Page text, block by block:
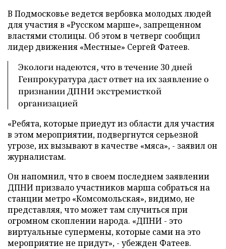
В Подмосковье ведется вербовка молодых людей
для участия в «Русском марше», запрещенном
властями столицы. Об этом в четверг сообщил
лидер движения «Местные» Сергей Фатеев.
Экологи надеются, что в течение 30 дней
Генпрокуратура даст ответ на их заявление о
признании ДПНИ экстремисткой
организацией
«Ребята, которые приедут из области для участия
в этом мероприятии, подвергнутся серьезной
угрозе, их вызывают в качестве «мяса», - заявил он
журналистам.
Он напомнил, что в своем последнем заявлении
ДПНИ призвало участников марша собраться на
станции метро «Комсомольская», видимо, не
представляя, что может там случиться при
огромном скоплении народа. «ДПНИ - это
виртуальные супермены, которые сами на это
мероприятие не придут», - убежден Фатеев.